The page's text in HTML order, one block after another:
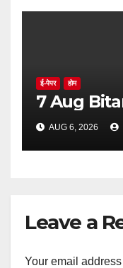
ई-पेपर होम
7
AUG 6, 2026
Leave a
Your email